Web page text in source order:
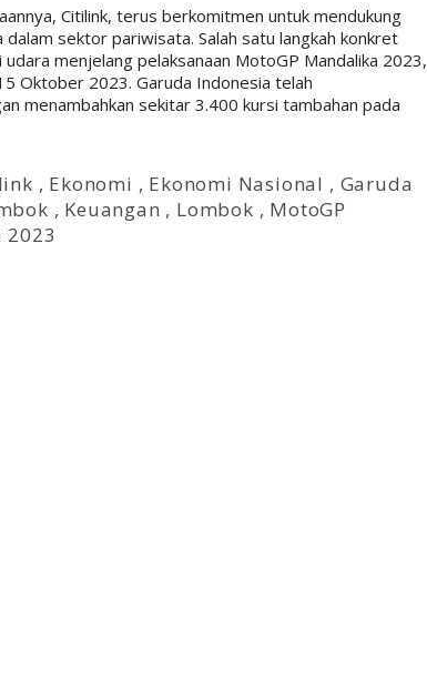
Citilink, terus berkomitmen untuk mendukung
sektor pariwisata. Salah satu langkah konkret
menjelang pelaksanaan MotoGP Mandalika 2023,
Oktober 2023. Garuda Indonesia telah
menambahkan sekitar 3.400 kursi tambahan pada
, Ekonomi , Ekonomi Nasional , Garuda
, Keuangan , Lombok , MotoGP
2023